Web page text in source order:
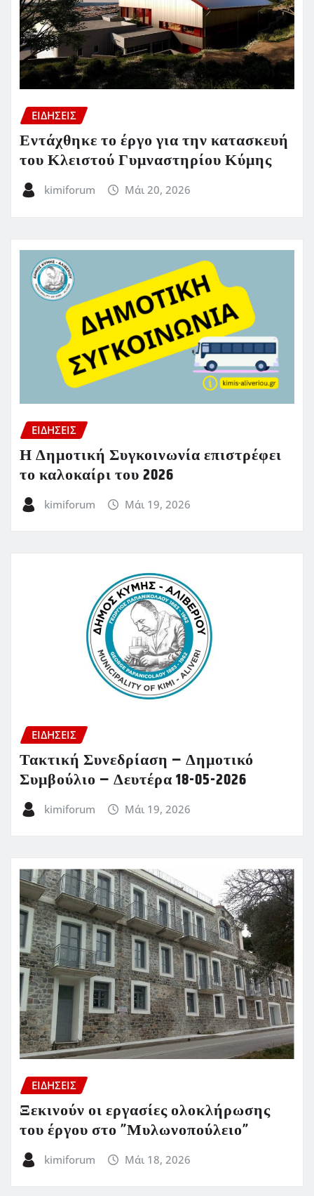
ΕΙΔΗΣΕΙΣ
Εντάχθηκε το έργο για την κατασκευή
του Κλειστού Γυμναστηρίου Κύμης
kimiforum Μάι 20, 2026
ΕΙΔΗΣΕΙΣ
Η Δημοτική Συγκοινωνία επιστρέφει
το καλοκαίρι του 2026
kimiforum Μάι 19, 2026
ΕΙΔΗΣΕΙΣ
Τακτική Συνεδρίαση – Δημοτικό
Συμβούλιο – Δευτέρα 18-05-2026
kimiforum Μάι 19, 2026
ΕΙΔΗΣΕΙΣ
Ξεκινούν οι εργασίες ολοκλήρωσης
του έργου στο ”Μυλωνοπούλειο”
kimiforum Μάι 18, 2026